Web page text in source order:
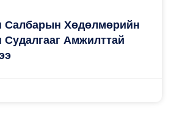
Салбарын Хөдөлмөрийн
Судалгааг Амжилттай